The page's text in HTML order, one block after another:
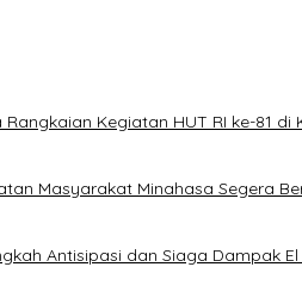
Kegiatan HUT RI ke-81
Masyarakat Minahasa Segera
Antisipasi dan Siaga Dampak